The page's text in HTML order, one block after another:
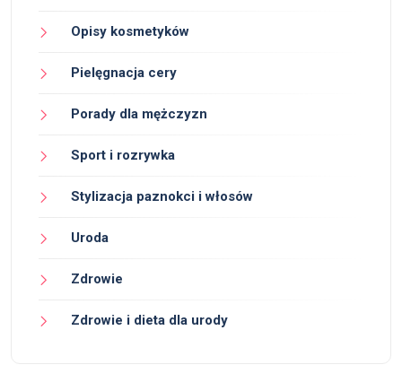
Opisy kosmetyków
Pielęgnacja cery
Porady dla mężczyzn
Sport i rozrywka
Stylizacja paznokci i włosów
Uroda
Zdrowie
Zdrowie i dieta dla urody